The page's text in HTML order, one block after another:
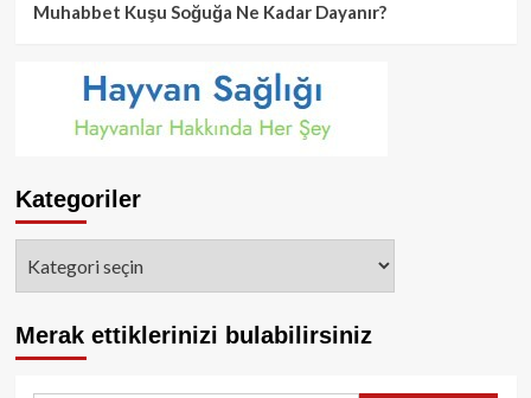
Muhabbet Kuşu Soğuğa Ne Kadar Dayanır?
Kategoriler
Merak ettiklerinizi bulabilirsiniz